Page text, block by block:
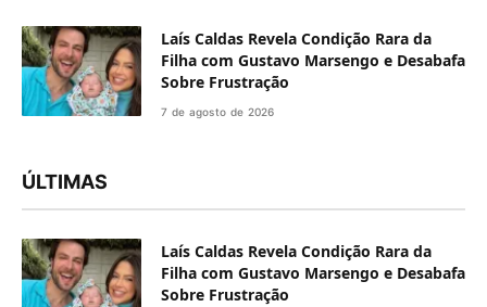
Laís Caldas Revela Condição Rara da
Filha com Gustavo Marsengo e Desabafa
Sobre Frustração
7 de agosto de 2026
ÚLTIMAS
Laís Caldas Revela Condição Rara da
Filha com Gustavo Marsengo e Desabafa
Sobre Frustração